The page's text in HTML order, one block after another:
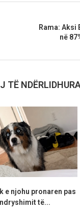
Rama: Aksi
në
TË
e njohu pronaren pas
ndryshimit të...